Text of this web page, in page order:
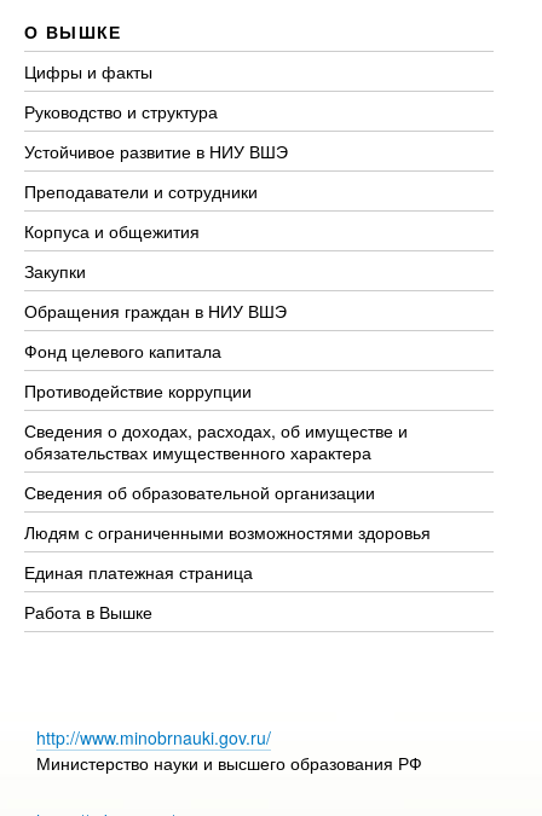
О ВЫШКЕ
Цифры и факты
Руководство и структура
Устойчивое развитие в НИУ ВШЭ
Преподаватели и сотрудники
Корпуса и общежития
Закупки
Обращения граждан в НИУ ВШЭ
Фонд целевого капитала
Противодействие коррупции
Сведения о доходах, расходах, об имуществе и
обязательствах имущественного характера
Сведения об образовательной организации
Людям с ограниченными возможностями здоровья
Единая платежная страница
Работа в Вышке
http://www.minobrnauki.gov.ru/
Министерство науки и высшего образования РФ